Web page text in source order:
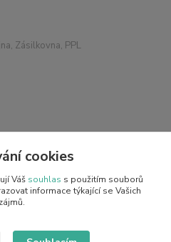
Zásilkovna, PPL
cookies
Váš souhlas s použitím souborů
informace týkající se Vašich
zájmů.